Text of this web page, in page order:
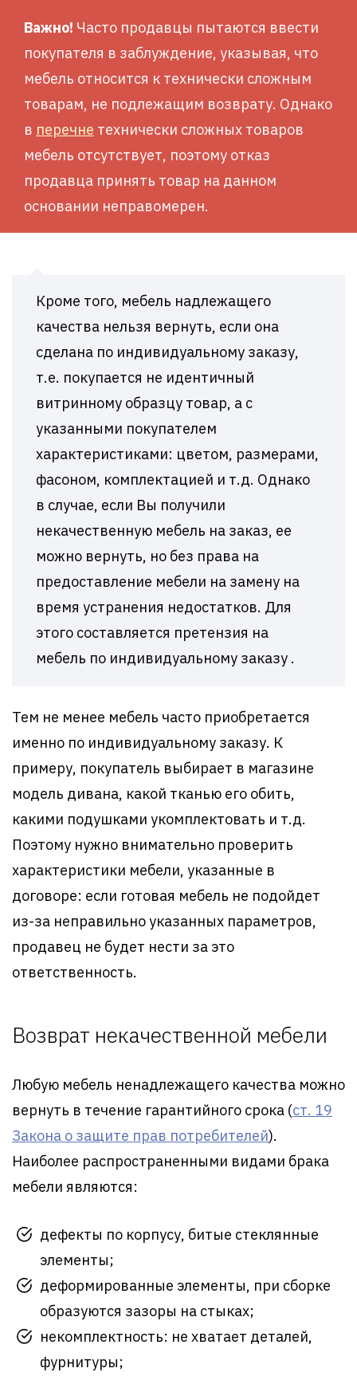
Важно! Часто продавцы пытаются ввести
покупателя в заблуждение, указывая, что
мебель относится к технически сложным
товарам, не подлежащим возврату. Однако
в перечне технически сложных товаров
мебель отсутствует, поэтому отказ
продавца принять товар на данном
основании неправомерен.
Кроме того, мебель надлежащего
качества нельзя вернуть, если она
сделана по индивидуальному заказу,
т.е. покупается не идентичный
витринному образцу товар, а с
указанными покупателем
характеристиками: цветом, размерами,
фасоном, комплектацией и т.д. Однако
в случае, если Вы получили
некачественную мебель на заказ, ее
можно вернуть, но без права на
предоставление мебели на замену на
время устранения недостатков. Для
этого составляется претензия на
мебель по индивидуальному заказу .
Тем не менее мебель часто приобретается
именно по индивидуальному заказу. К
примеру, покупатель выбирает в магазине
модель дивана, какой тканью его обить,
какими подушками укомплектовать и т.д.
Поэтому нужно внимательно проверить
характеристики мебели, указанные в
договоре: если готовая мебель не подойдет
из-за неправильно указанных параметров,
продавец не будет нести за это
ответственность.
Возврат некачественной мебели
Любую мебель ненадлежащего качества можно
вернуть в течение гарантийного срока (ст. 19
Закона о защите прав потребителей).
Наиболее распространенными видами брака
мебели являются:
дефекты по корпусу, битые стеклянные
элементы;
деформированные элементы, при сборке
образуются зазоры на стыках;
некомплектность: не хватает деталей,
фурнитуры;